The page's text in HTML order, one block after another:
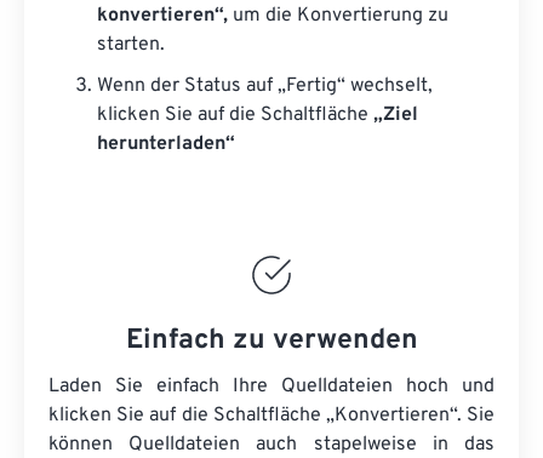
konvertieren“, um die Konvertierung zu
starten.
Wenn der Status auf „Fertig“ wechselt,
klicken Sie auf die Schaltfläche „Ziel
herunterladen“
Einfach zu verwenden
Laden Sie einfach Ihre Quelldateien hoch und
klicken Sie auf die Schaltfläche „Konvertieren“. Sie
können Quelldateien auch stapelweise in das